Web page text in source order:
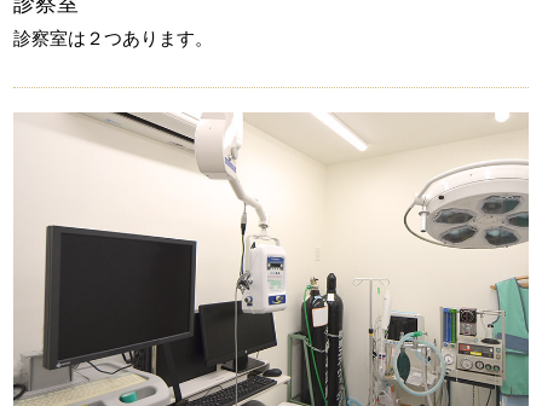
診察室は２つあります。